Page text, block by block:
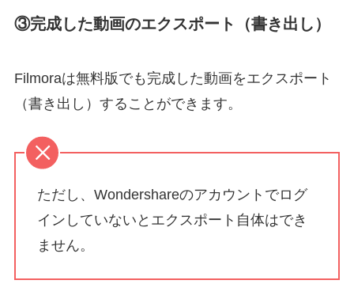
③完成した動画のエクスポート（書き出し）
Filmoraは無料版でも完成した動画をエクスポート
（書き出し）することができます。
ただし、Wondershareのアカウントでログ
インしていないとエクスポート自体はでき
ません。